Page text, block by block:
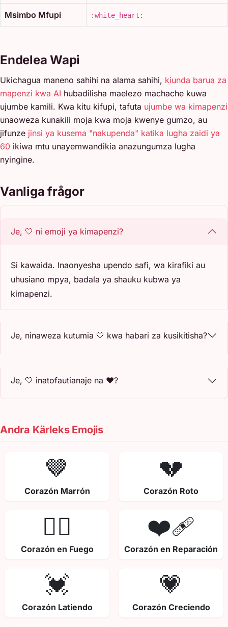
Msimbo Mfupi :white_heart:
Endelea Wapi
Ukichagua maneno sahihi na alama sahihi, kiunda barua za
mapenzi kwa AI hubadilisha maelezo machache kuwa
ujumbe kamili. Kwa kitu kifupi, tafuta ujumbe wa kimapenzi
unaoweza kunakili moja kwa moja kwenye gumzo, au
jifunze jinsi ya kusema "nakupenda" katika lugha zaidi ya
60 ikiwa mtu unayemwandikia anazungumza lugha
nyingine.
Vanliga frågor
Je, 🤍 ni emoji ya kimapenzi?
Si kawaida. Inaonyesha upendo safi, wa kirafiki au
uhusiano mpya, badala ya shauku kubwa ya
kimapenzi.
Je, ninaweza kutumia 🤍 kwa habari za kusikitisha?
Je, 🤍 inatofautianaje na ❤️?
Andra Kärleks Emojis
🤎
Corazón Marrón
💔
Corazón Roto
❤️‍🔥
Corazón en Fuego
❤️‍🩹
Corazón en Reparación
💓
Corazón Latiendo
💗
Corazón Creciendo